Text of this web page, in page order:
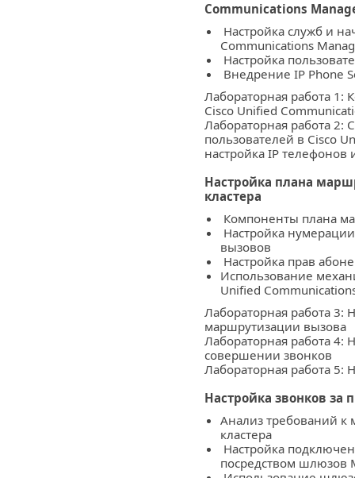
Communications
Настройка служб и
Communications
Настройка
Внедрение IP Phone
Лабораторная работа 1:
Cisco Unified
Лабораторная работа 2:
пользователей в Cisco
настройка IP телефонов
Настройка плана
кластера
Компоненты плана
Настройка
вызовов
Настройка прав
Использование
Unified
Лабораторная работа 3:
маршрутизации вызова
Лабораторная работа 4:
совершении звонков
Лабораторная работа 5:
Настройка звонков за
Анализ требований к
кластера
Настройка
посредством шлюзов